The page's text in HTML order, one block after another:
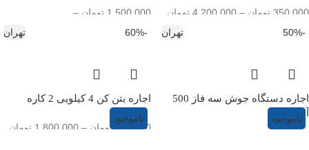
350,000 تومان –
4,200,000 تومان 1,500,000 تومان –
25,000,000
-50%
ناموجود
تهران
اجاره دستگاه جوش سه فاز 500
آمپر
-60%
ناموجود
تهران
اجاره بتن کن 4 کیلویی 2 کاره
150,000 تومان –
1,800,000 تومان